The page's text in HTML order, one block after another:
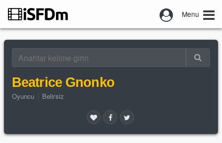
Menu
Beatrice Gnonko
Oyuncu Belirsiz